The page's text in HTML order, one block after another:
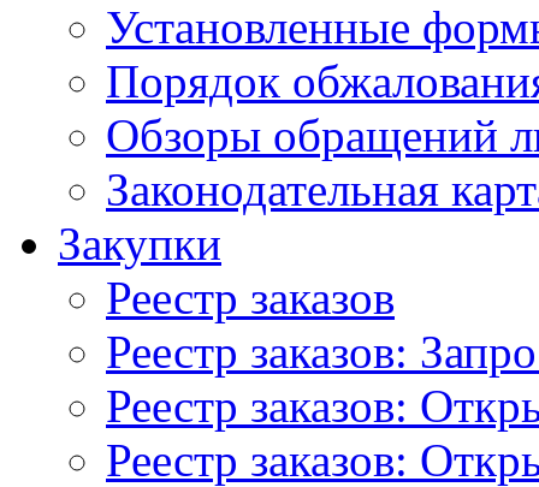
Установленные
Порядок
Обзоры обращений
Законодательная
Закупки
Реестр заказов
Реестр заказов:
Реестр заказов:
Реестр заказов: